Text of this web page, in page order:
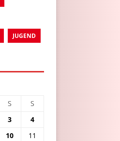
JUGEND
S
S
3
4
10 11